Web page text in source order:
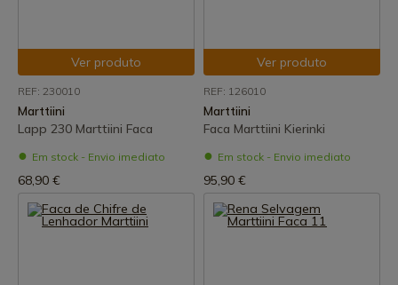
Ver produto
REF: 230010
Marttiini
Lapp 230 Marttiini Faca
Em stock - Envio imediato
68,90 €
Ver produto
REF: 126010
Marttiini
Faca Marttiini Kierinki
Em stock - Envio imediato
95,90 €